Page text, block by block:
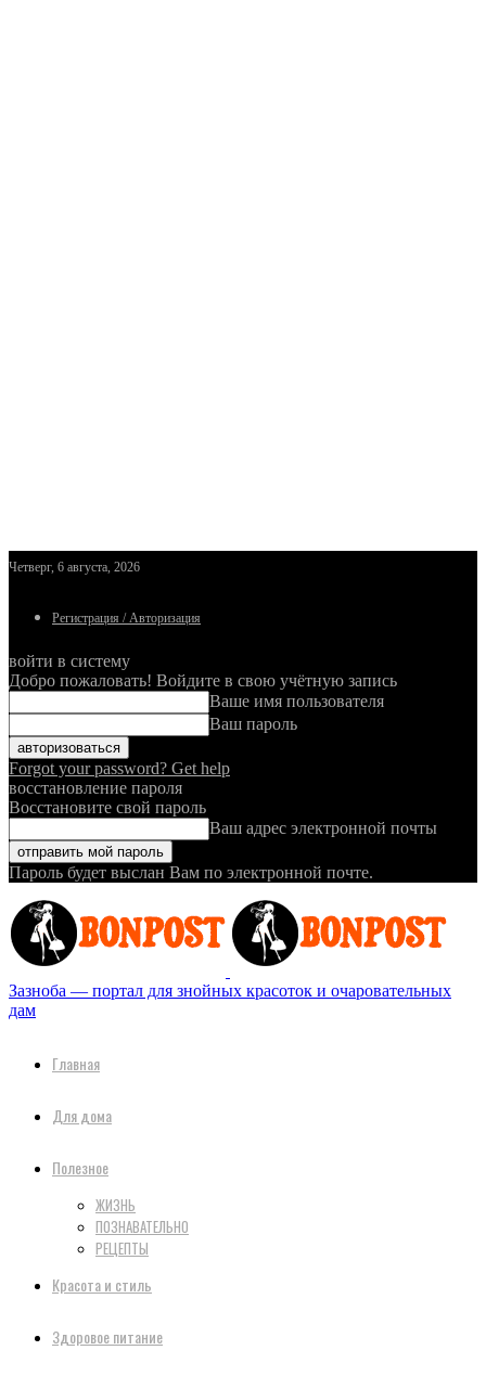
Четверг, 6 августа, 2026
Регистрация / Авторизация
войти в систему
Добро пожаловать! Войдите в свою учётную запись
Ваше имя пользователя
Ваш пароль
Forgot your password? Get help
восстановление пароля
Восстановите свой пароль
Ваш адрес электронной почты
Пароль будет выслан Вам по электронной почте.
Зазноба — портал для знойных красоток и очаровательных
дам
Главная
Для дома
Полезное
ЖИЗНЬ
ПОЗНАВАТЕЛЬНО
РЕЦЕПТЫ
Красота и стиль
Здоровое питание